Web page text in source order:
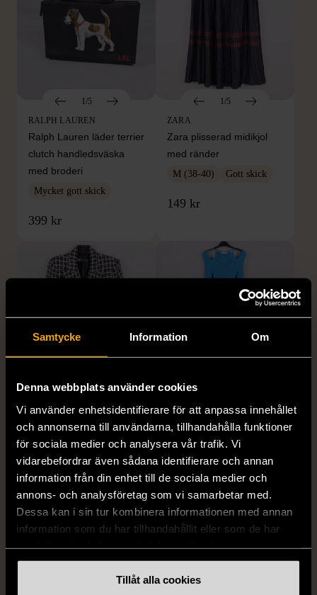
Samtycke Information Om
Denna webbplats använder cookies
Vi använder enhetsidentifierare för att anpassa innehållet
och annonserna till användarna, tillhandahålla funktioner
för sociala medier och analysera vår trafik. Vi
vidarebefordrar även sådana identifierare och annan
information från din enhet till de sociala medier och
annons- och analysföretag som vi samarbetar med.
Dessa kan i sin tur kombinera informationen med annan
information som du har tillhandahållit eller som de har
Tillåt alla cookies
1/5
RALPH LAUREN
Ralph Lauren läder terrier
clutch handledsväska
med broderi
Mycket gott skick
399 kr
1/5
ZARA
Zara plisserad midikjol
med ränder
M (38-40) Gott skick
149 kr
1/5
Zara tweed rutig kavaj
med pärlknappar
XS (32-34)
Mycket gott skick
259 kr
Zara blå ribbstickad
klänning med cutout
S (34-36)
Mycket gott skick
249 kr